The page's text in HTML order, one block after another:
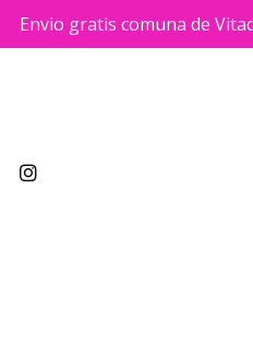
Envio gratis comuna de